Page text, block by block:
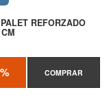
REFORZADO
COMPRAR